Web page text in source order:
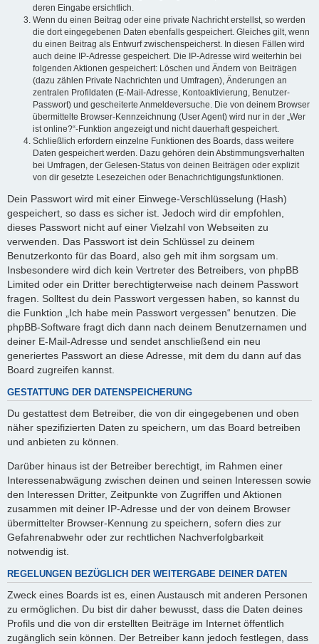
deren Eingabe ersichtlich.
Wenn du einen Beitrag oder eine private Nachricht erstellst, so werden
die dort eingegebenen Daten ebenfalls gespeichert. Gleiches gilt, wenn
du einen Beitrag als Entwurf zwischenspeicherst. In diesen Fällen wird
auch deine IP-Adresse gespeichert. Die IP-Adresse wird weiterhin bei
folgenden Aktionen gespeichert: Löschen und Ändern von Beiträgen
(dazu zählen Private Nachrichten und Umfragen), Änderungen an
zentralen Profildaten (E-Mail-Adresse, Kontoaktivierung, Benutzer-
Passwort) und gescheiterte Anmeldeversuche. Die von deinem Browser
übermittelte Browser-Kennzeichnung (User Agent) wird nur in der „Wer
ist online?“-Funktion angezeigt und nicht dauerhaft gespeichert.
Schließlich erfordern einzelne Funktionen des Boards, dass weitere
Daten gespeichert werden. Dazu gehören dein Abstimmungsverhalten
bei Umfragen, der Gelesen-Status von deinen Beiträgen oder explizit
von dir gesetzte Lesezeichen oder Benachrichtigungsfunktionen.
Dein Passwort wird mit einer Einwege-Verschlüsselung (Hash)
gespeichert, so dass es sicher ist. Jedoch wird dir empfohlen,
dieses Passwort nicht auf einer Vielzahl von Webseiten zu
verwenden. Das Passwort ist dein Schlüssel zu deinem
Benutzerkonto für das Board, also geh mit ihm sorgsam um.
Insbesondere wird dich kein Vertreter des Betreibers, von phpBB
Limited oder ein Dritter berechtigterweise nach deinem Passwort
fragen. Solltest du dein Passwort vergessen haben, so kannst du
die Funktion „Ich habe mein Passwort vergessen“ benutzen. Die
phpBB-Software fragt dich dann nach deinem Benutzernamen und
deiner E-Mail-Adresse und sendet anschließend ein neu
generiertes Passwort an diese Adresse, mit dem du dann auf das
Board zugreifen kannst.
GESTATTUNG DER DATENSPEICHERUNG
Du gestattest dem Betreiber, die von dir eingegebenen und oben
näher spezifizierten Daten zu speichern, um das Board betreiben
und anbieten zu können.
Darüber hinaus ist der Betreiber berechtigt, im Rahmen einer
Interessenabwägung zwischen deinen und seinen Interessen sowie
den Interessen Dritter, Zeitpunkte von Zugriffen und Aktionen
zusammen mit deiner IP-Adresse und der von deinem Browser
übermittelter Browser-Kennung zu speichern, sofern dies zur
Gefahrenabwehr oder zur rechtlichen Nachverfolgbarkeit
notwendig ist.
REGELUNGEN BEZÜGLICH DER WEITERGABE DEINER DATEN
Zweck eines Boards ist es, einen Austausch mit anderen Personen
zu ermöglichen. Du bist dir daher bewusst, dass die Daten deines
Profils und die von dir erstellten Beiträge im Internet öffentlich
zugänglich sein können. Der Betreiber kann jedoch festlegen, dass